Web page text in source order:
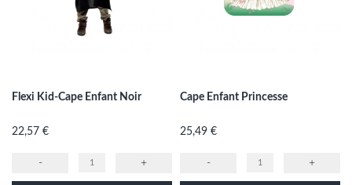
Flexi Kid-Cape Enfant Noir
Prix
22,57 €
- +
Cape Enfant Princesse
Prix
25,49 €
- +